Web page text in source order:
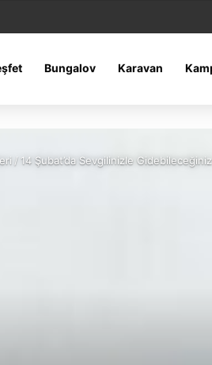
Bungalov Karavan
/ 14 Şubat’da Sevgilinizle